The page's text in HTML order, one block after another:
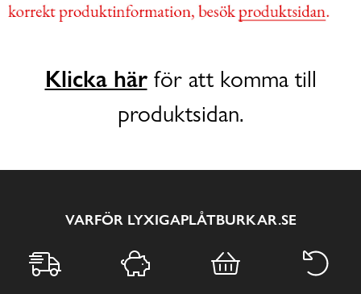
Klicka härför att komma till
produktsidan.
VARFÖR LYXIGAPLÅTBURKAR.SE